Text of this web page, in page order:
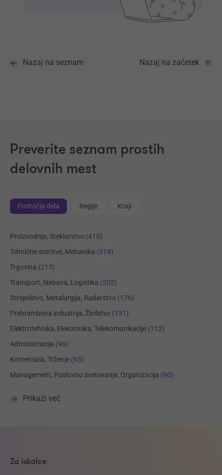
Nazaj na seznam Nazaj na začetek
Preverite seznam prostih
delovnih mest
Področja dela Regije Kraji
Proizvodnja, Steklarstvo (410)
Tehnične storitve, Mehanika (319)
Trgovina (213)
Transport, Nabava, Logistika (202)
Strojništvo, Metalurgija, Rudarstvo (176)
Prehrambena industrija, Živilstvo (131)
Elektrotehnika, Elektronika, Telekomunikacije (112)
Administracija (96)
Komerciala, Trženje (93)
Management, Poslovno svetovanje, Organizacija (90)
Prikaži več
Za iskalce